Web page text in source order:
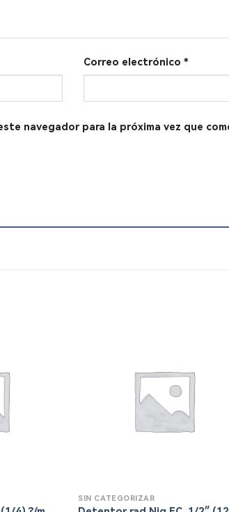
Correo electrónico *
navegador para la próxima vez que
SIN CATEGORIZAR